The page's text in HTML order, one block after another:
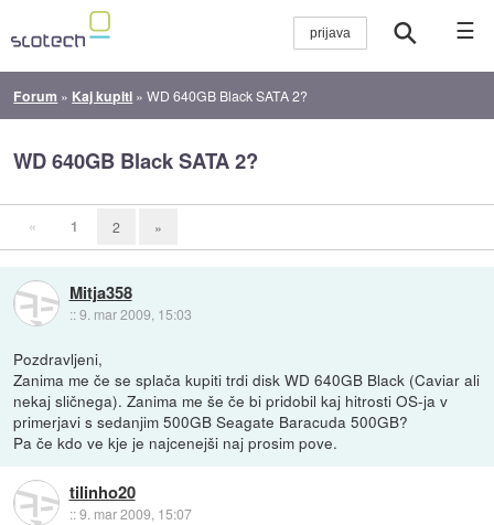
☰
Forum » Kaj kupiti »WD 640GB Black SATA 2?
WD 640GB Black SATA 2?
« 1 2 »
Mitja358
::9. mar 2009, 15:03
Pozdravljeni,
Zanima me če se splača kupiti trdi disk WD 640GB Black (Caviar ali
nekaj sličnega). Zanima me še če bi pridobil kaj hitrosti OS-ja v
primerjavi s sedanjim 500GB Seagate Baracuda 500GB?
Pa če kdo ve kje je najcenejši naj prosim pove.
tilinho20
::9. mar 2009, 15:07